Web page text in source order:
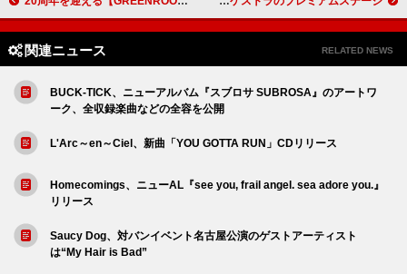
関連ニュース RELATED NEWS
BUCK-TICK、ニューアルバム『スブロサ SUBROSA』のアートワ
ーク、全収録楽曲などの全容を公開
L'Arc～en～Ciel、新曲「YOU GOTTA RUN」CDリリース
Homecomings、ニューAL『see you, frail angel. sea adore you.』
リリース
Saucy Dog、対バンイベント名古屋公演のゲストアーティスト
は“My Hair is Bad”